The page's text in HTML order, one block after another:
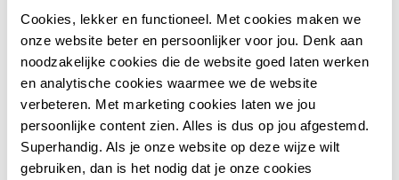
Cookies, lekker en functioneel. Met cookies maken we
onze website beter en persoonlijker voor jou. Denk aan
noodzakelijke cookies die de website goed laten werken
en analytische cookies waarmee we de website
verbeteren. Met marketing cookies laten we jou
persoonlijke content zien. Alles is dus op jou afgestemd.
Superhandig. Als je onze website op deze wijze wilt
gebruiken, dan is het nodig dat je onze cookies